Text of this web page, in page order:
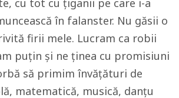
în falanster. Nu găsii o
firii mele. Lucram ca robii
puțin şi ne ținea cu promisiuni
să primim învăţături de
matematică, musică, danţu